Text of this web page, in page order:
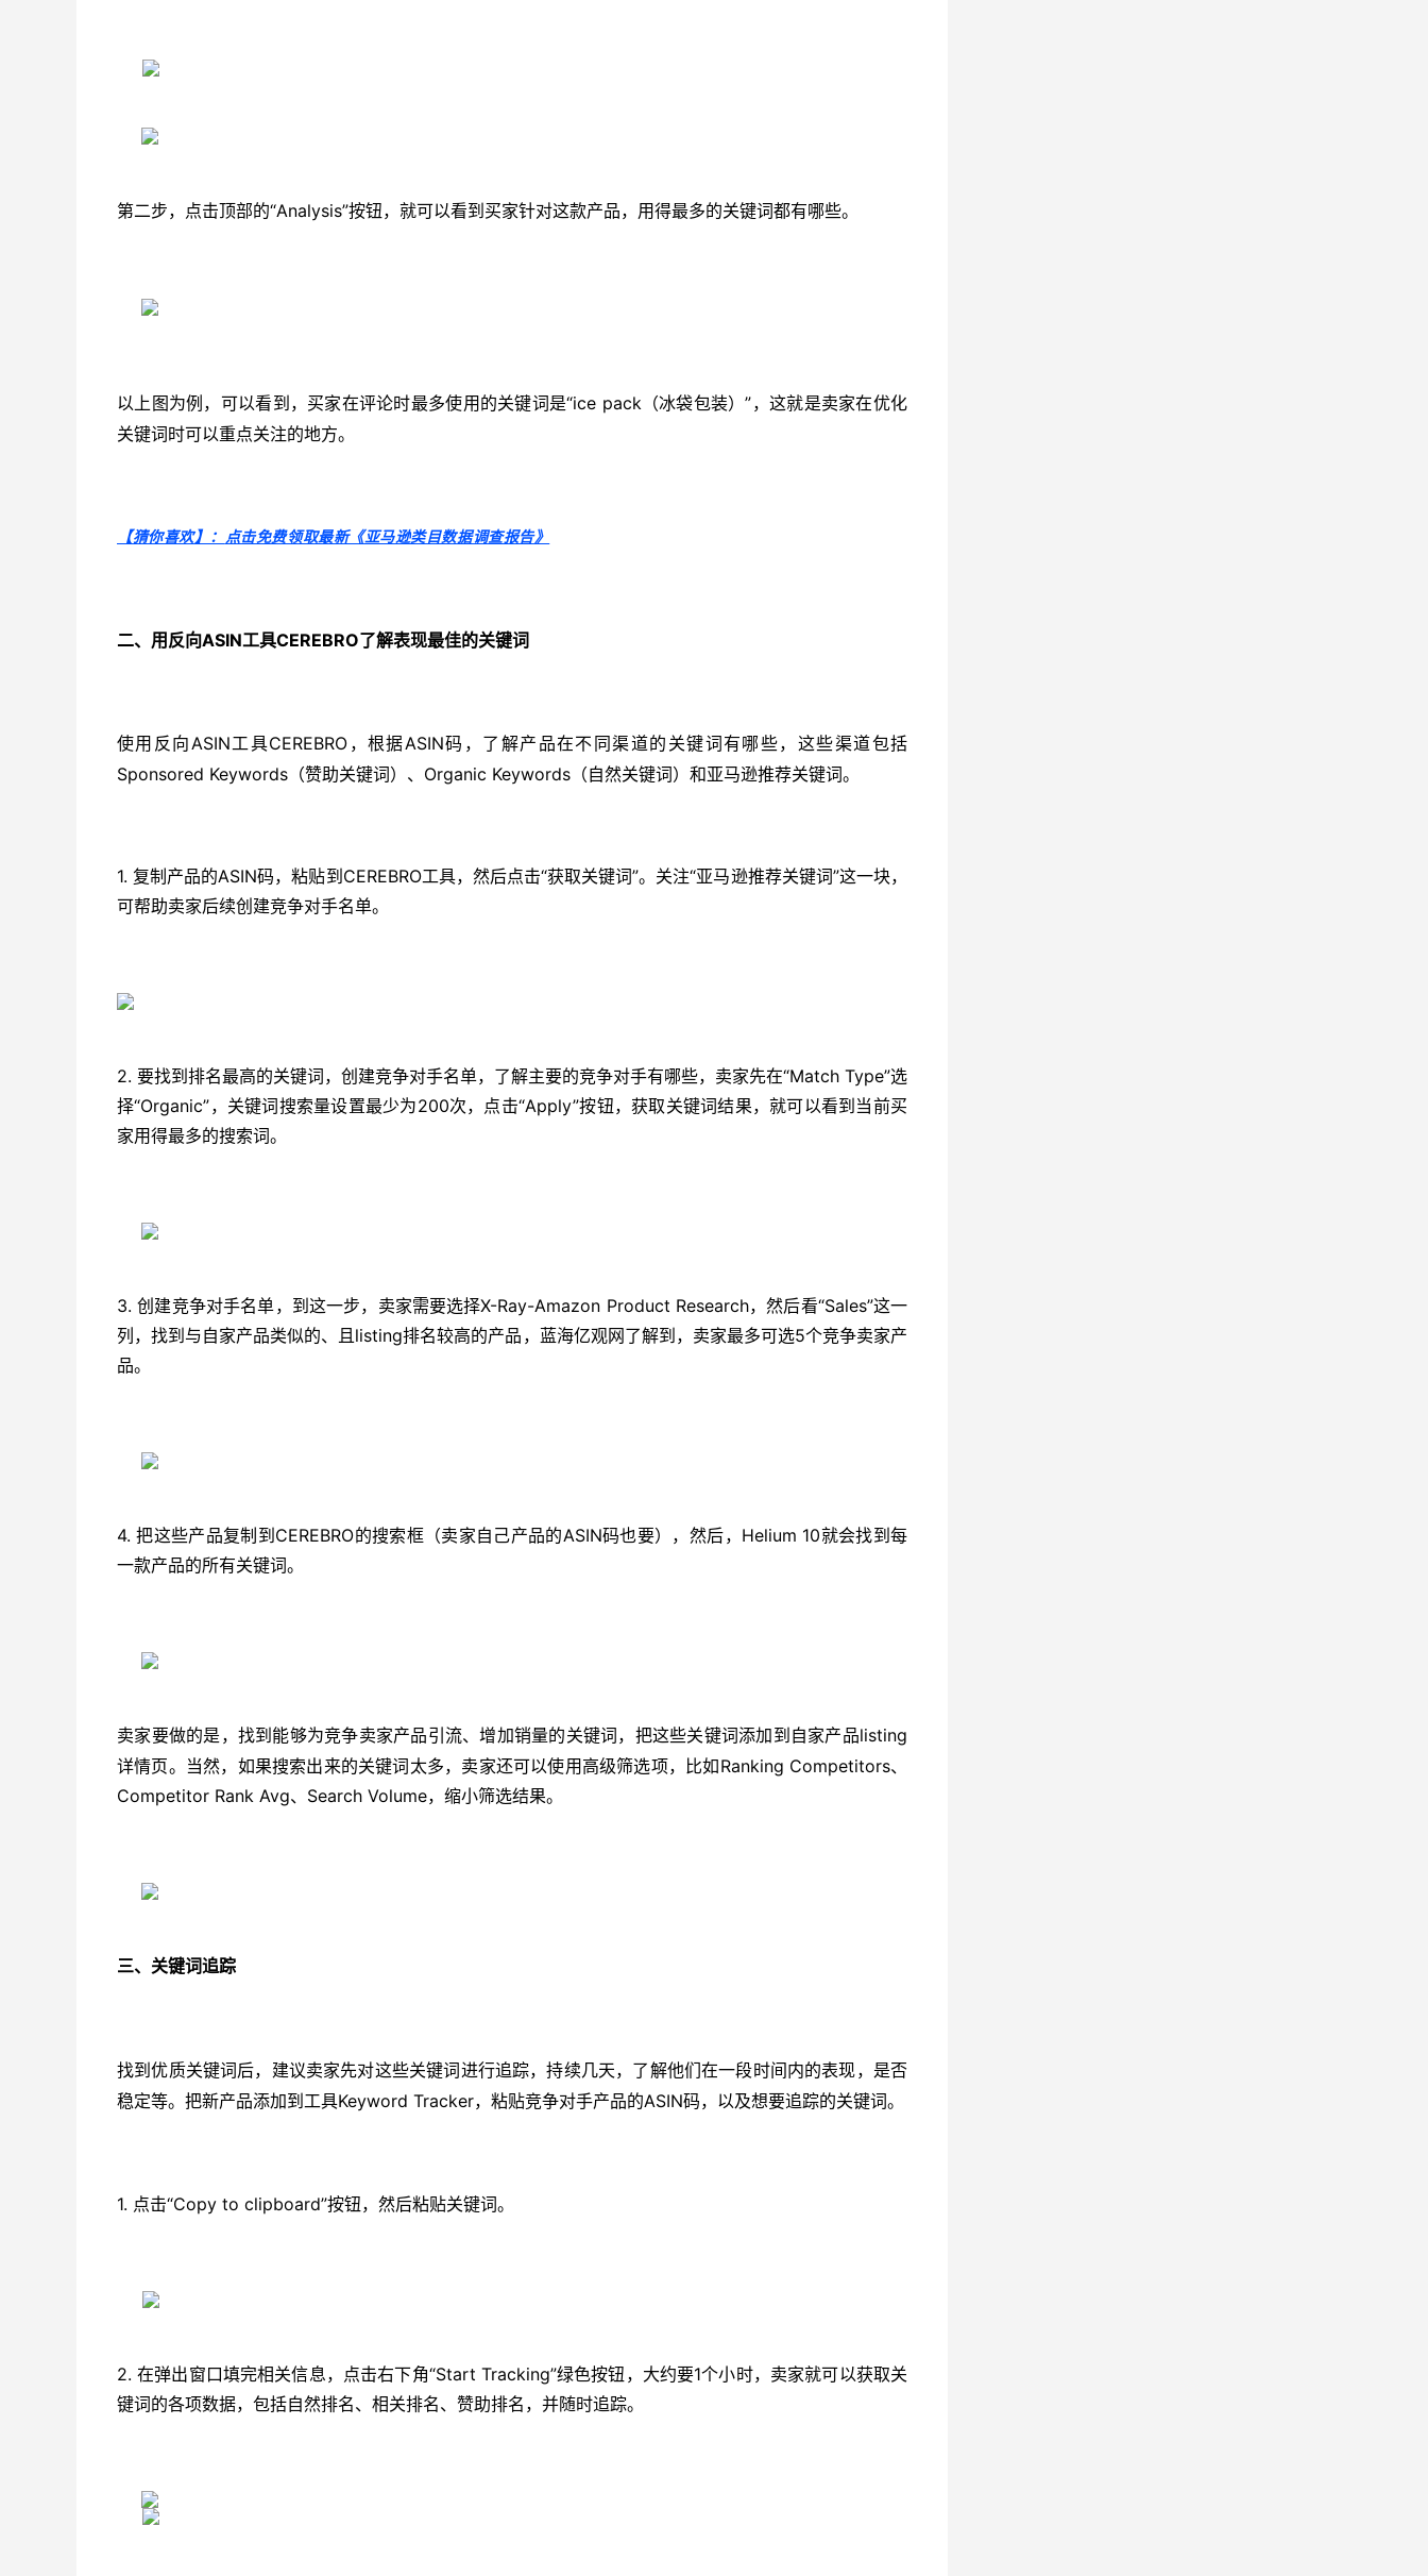
第二步，点击顶部的“Analysis”按钮，就可以看到买家针对这款产品，用得最多的关键词都有哪些。
以上图为例，可以看到，买家在评论时最多使用的关键词是“ice pack（冰袋包装）”，这就是卖家在优化
关键词时可以重点关注的地方。
【猜你喜欢】： 点击免费领取最新《亚马逊类目数据调查报告》
二、用反向ASIN工具CEREBRO了解表现最佳的关键词
使用反向ASIN工具CEREBRO，根据ASIN码，了解产品在不同渠道的关键词有哪些，这些渠道包括
Sponsored Keywords（赞助关键词）、Organic Keywords（自然关键词）和亚马逊推荐关键词。
1. 复制产品的ASIN码，粘贴到CEREBRO工具，然后点击“获取关键词”。关注“亚马逊推荐关键词”这一块，
可帮助卖家后续创建竞争对手名单。
2. 要找到排名最高的关键词，创建竞争对手名单，了解主要的竞争对手有哪些，卖家先在“Match Type”选
择“Organic”，关键词搜索量设置最少为200次，点击“Apply”按钮，获取关键词结果，就可以看到当前买
家用得最多的搜索词。
3. 创建竞争对手名单，到这一步，卖家需要选择X-Ray-Amazon Product Research，然后看“Sales”这一
列，找到与自家产品类似的、且listing排名较高的产品，蓝海亿观网了解到，卖家最多可选5个竞争卖家产
品。
4. 把这些产品复制到CEREBRO的搜索框（卖家自己产品的ASIN码也要），然后，Helium 10就会找到每
一款产品的所有关键词。
卖家要做的是，找到能够为竞争卖家产品引流、增加销量的关键词，把这些关键词添加到自家产品listing
详情页。当然，如果搜索出来的关键词太多，卖家还可以使用高级筛选项，比如Ranking Competitors、
Competitor Rank Avg、Search Volume，缩小筛选结果。
三、关键词追踪
找到优质关键词后，建议卖家先对这些关键词进行追踪，持续几天，了解他们在一段时间内的表现，是否
稳定等。把新产品添加到工具Keyword Tracker，粘贴竞争对手产品的ASIN码，以及想要追踪的关键词。
1. 点击“Copy to clipboard”按钮，然后粘贴关键词。
2. 在弹出窗口填完相关信息，点击右下角“Start Tracking”绿色按钮，大约要1个小时，卖家就可以获取关
键词的各项数据，包括自然排名、相关排名、赞助排名，并随时追踪。